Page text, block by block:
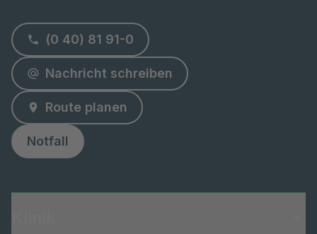
(0 40) 81 91-0
Nachricht schreiben
Route planen
Notfall